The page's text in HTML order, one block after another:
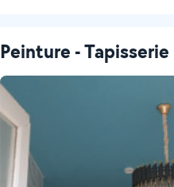
Peinture - Tapisserie